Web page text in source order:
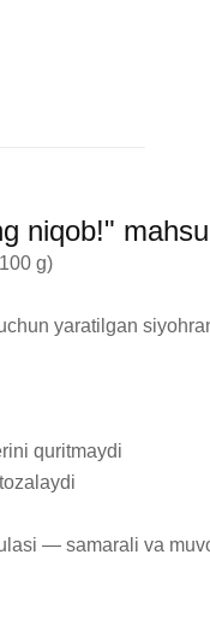
niqob!"
g)
yaratilgan
quritmaydi
— samarali va